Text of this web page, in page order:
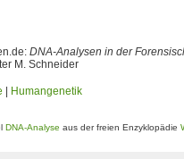
DNA-Analysen in der
M. Schneider
Humangenetik
DNA-Analyse aus der freien Enzyklopädie